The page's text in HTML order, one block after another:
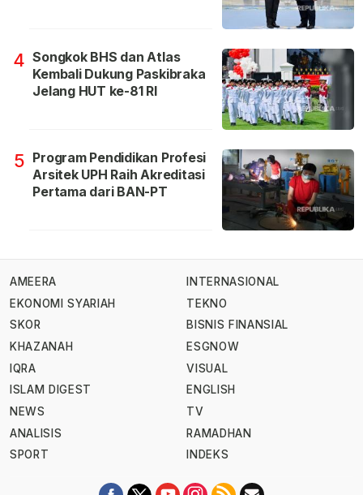
4 Songkok BHS dan Atlas
Kembali Dukung Paskibraka
Jelang HUT ke-81 RI
5 Program Pendidikan Profesi
Arsitek UPH Raih Akreditasi
Pertama dari BAN-PT
AMEERA
EKONOMI SYARIAH
SKOR
KHAZANAH
IQRA
ISLAM DIGEST
NEWS
ANALISIS
SPORT
INTERNASIONAL
TEKNO
BISNIS FINANSIAL
ESGNOW
VISUAL
ENGLISH
TV
RAMADHAN
INDEKS